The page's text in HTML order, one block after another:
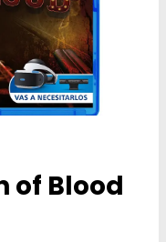
of Blood